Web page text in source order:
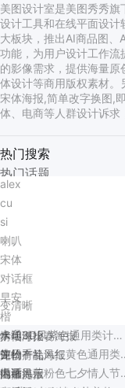
排序
综合排序
用途
全部
祝福问候
干货科普
美图设计室是美图秀秀
设计工具和在线平面设计
大板块，推出AI商品图、
功能，为用户设计工作流
的影像需求，提供海量
体设计等商用版权素材
宋体海报,简单改字换图,
体、电商等人群设计诉求
热门搜索
alex
cu
si
喇叭
宋体
对话框
早安
楷
水印
生日
电话
卡通3D风紫色通用类计划总结开学季班会PPT
简约手绘风红黄
插画风蓝粉色七
热门话题
彩妆海报爆款设计
香薰活动海报
眼镜店活动海报
网络安全宣传
运动鞋活动海报
桌游活动海报
双十一主图
情侣海报
评价有礼
温馨提示
换背景教程
新手爸妈小红书
芒种公众号推文
新品预售海报
如何换背景
立冬营销
科技海报
乒乓球比赛海报
宠物产品海报
内推海报
热门工具
LivePPT
无损改尺寸
商品精修
变清晰